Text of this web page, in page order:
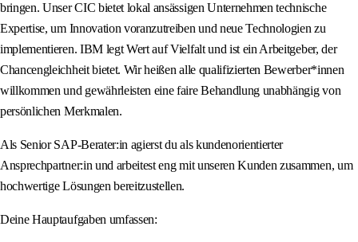
bringen. Unser CIC bietet lokal ansässigen Unternehmen technische
Expertise, um Innovation voranzutreiben und neue Technologien zu
implementieren. IBM legt Wert auf Vielfalt und ist ein Arbeitgeber, der
Chancengleichheit bietet. Wir heißen alle qualifizierten Bewerber*innen
willkommen und gewährleisten eine faire Behandlung unabhängig von
persönlichen Merkmalen.
Als Senior SAP-Berater:in agierst du als kundenorientierter
Ansprechpartner:in und arbeitest eng mit unseren Kunden zusammen, um
hochwertige Lösungen bereitzustellen.
Deine Hauptaufgaben umfassen: